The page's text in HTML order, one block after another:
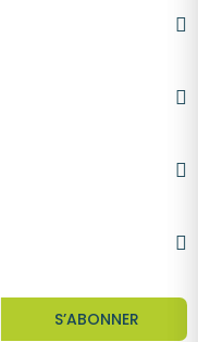
S’ABONNER